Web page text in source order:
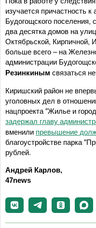
изучается причастность
Будогощского поселения,
два десятка домов на
Октябрьской, Кирпичной,
больше всего – на
администрации
Резинкиным связаться
Киришский район не
уголовных дел в
нацпроекта "Жилье и
задержал главу
вменили превышение
благоустройстве парка
рублей.
Андрей Карлов,
47news